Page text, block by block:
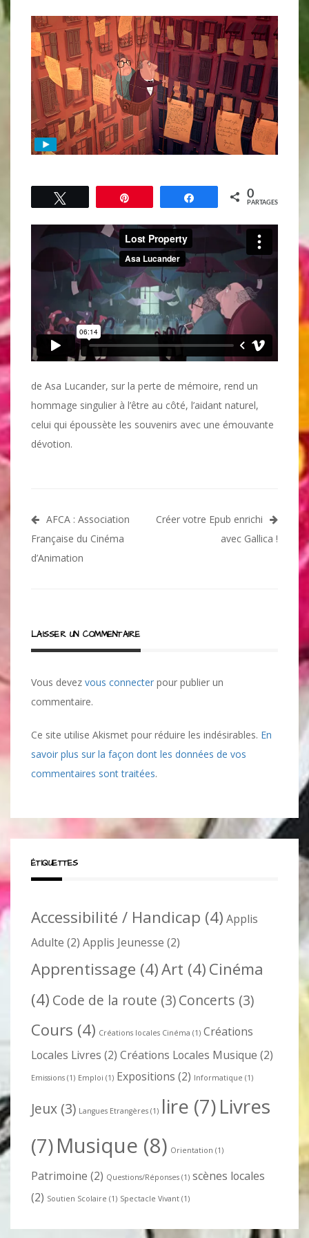
Partagez 0
PARTAGES
de Asa Lucander, sur la perte de mémoire, rend un
hommage singulier à l’être au côté, l’aidant naturel,
celui qui époussète les souvenirs avec une émouvante
dévotion.
Navigation
de
l’article
AFCA : Association
Française du Cinéma
d’Animation
Créer votre Epub enrichi
avec Gallica !
LAISSER UN COMMENTAIRE
Vous devez vous connecter pour publier un
commentaire.
Ce site utilise Akismet pour réduire les indésirables. En
savoir plus sur la façon dont les données de vos
commentaires sont traitées.
ÉTIQUETTES
Accessibilité / Handicap (4) Applis
Adulte (2) Applis Jeunesse (2)
Apprentissage (4)Art (4) Cinéma
(4) Code de la route (3)Concerts (3)
Cours (4) Créations locales Cinéma (1) Créations
Locales Livres (2) Créations Locales Musique (2)
Emissions (1) Emploi (1) Expositions (2) Informatique (1)
Jeux (3) Langues Etrangères (1) lire (7)Livres
(7)Musique (8) Orientation (1)
Patrimoine (2) Questions/Réponses (1) scènes locales
(2) Soutien Scolaire (1) Spectacle Vivant (1)